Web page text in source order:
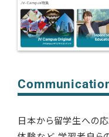
日本から留学生への